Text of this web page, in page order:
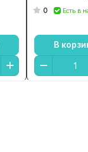
(Mythology)
0 Есть в
В